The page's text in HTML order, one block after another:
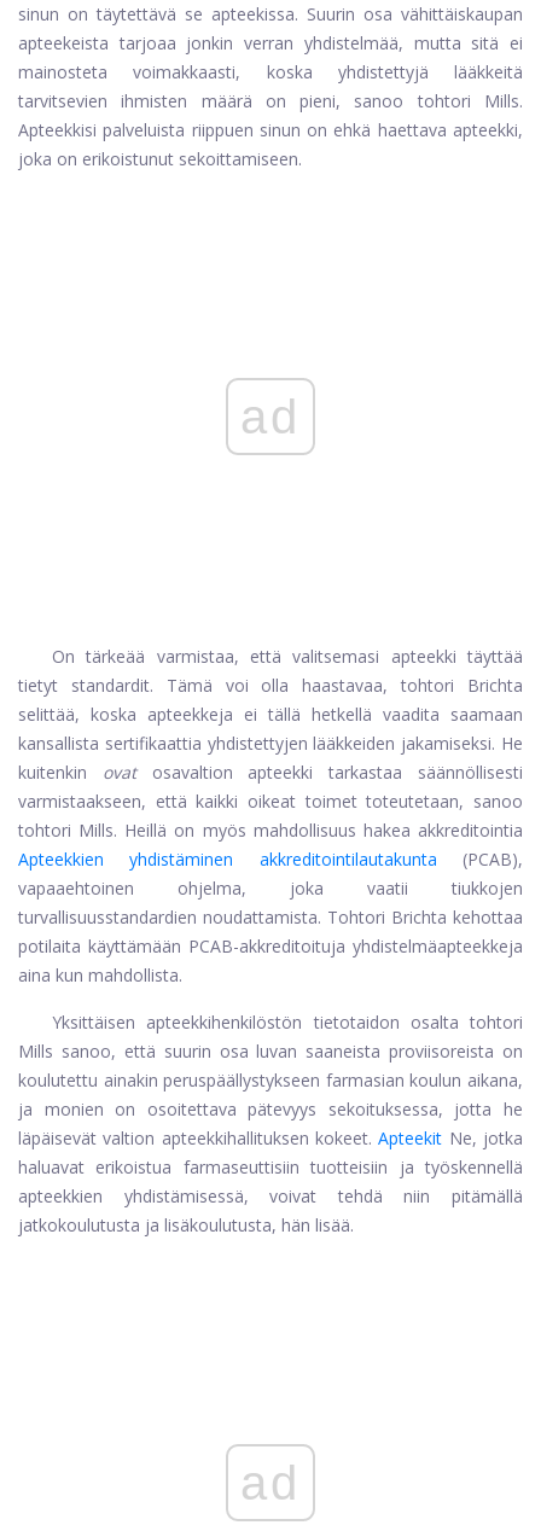
sinun on täytettävä se apteekissa. Suurin osa vähittäiskaupan
apteekeista tarjoaa jonkin verran yhdistelmää, mutta sitä ei
mainosteta voimakkaasti, koska yhdistettyjä lääkkeitä
tarvitsevien ihmisten määrä on pieni, sanoo tohtori Mills.
Apteekkisi palveluista riippuen sinun on ehkä haettava apteekki,
joka on erikoistunut sekoittamiseen.
ad
On tärkeää varmistaa, että valitsemasi apteekki täyttää
tietyt standardit. Tämä voi olla haastavaa, tohtori Brichta
selittää, koska apteekkeja ei tällä hetkellä vaadita saamaan
kansallista sertifikaattia yhdistettyjen lääkkeiden jakamiseksi. He
kuitenkin
ovat
osavaltion apteekki tarkastaa säännöllisesti
varmistaakseen, että kaikki oikeat toimet toteutetaan, sanoo
tohtori Mills. Heillä on myös mahdollisuus hakea akkreditointia
Apteekkien yhdistäminen akkreditointilautakunta
(PCAB),
vapaaehtoinen ohjelma, joka vaatii tiukkojen
turvallisuusstandardien noudattamista. Tohtori Brichta kehottaa
potilaita käyttämään PCAB-akkreditoituja yhdistelmäapteekkeja
aina kun mahdollista.
Yksittäisen apteekkihenkilöstön tietotaidon osalta tohtori
Mills sanoo, että suurin osa luvan saaneista proviisoreista on
koulutettu ainakin peruspäällystykseen farmasian koulun aikana,
ja monien on osoitettava pätevyys sekoituksessa, jotta he
läpäisevät valtion apteekkihallituksen kokeet. Apteekit Ne, jotka
haluavat erikoistua farmaseuttisiin tuotteisiin ja työskennellä
apteekkien yhdistämisessä, voivat tehdä niin pitämällä
jatkokoulutusta ja lisäkoulutusta, hän lisää.
ad